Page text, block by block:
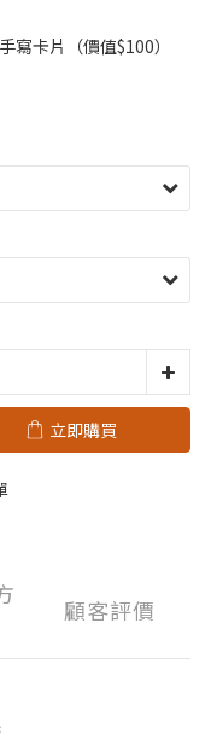
寫卡片（價值$100）
立即購買
顧客評價